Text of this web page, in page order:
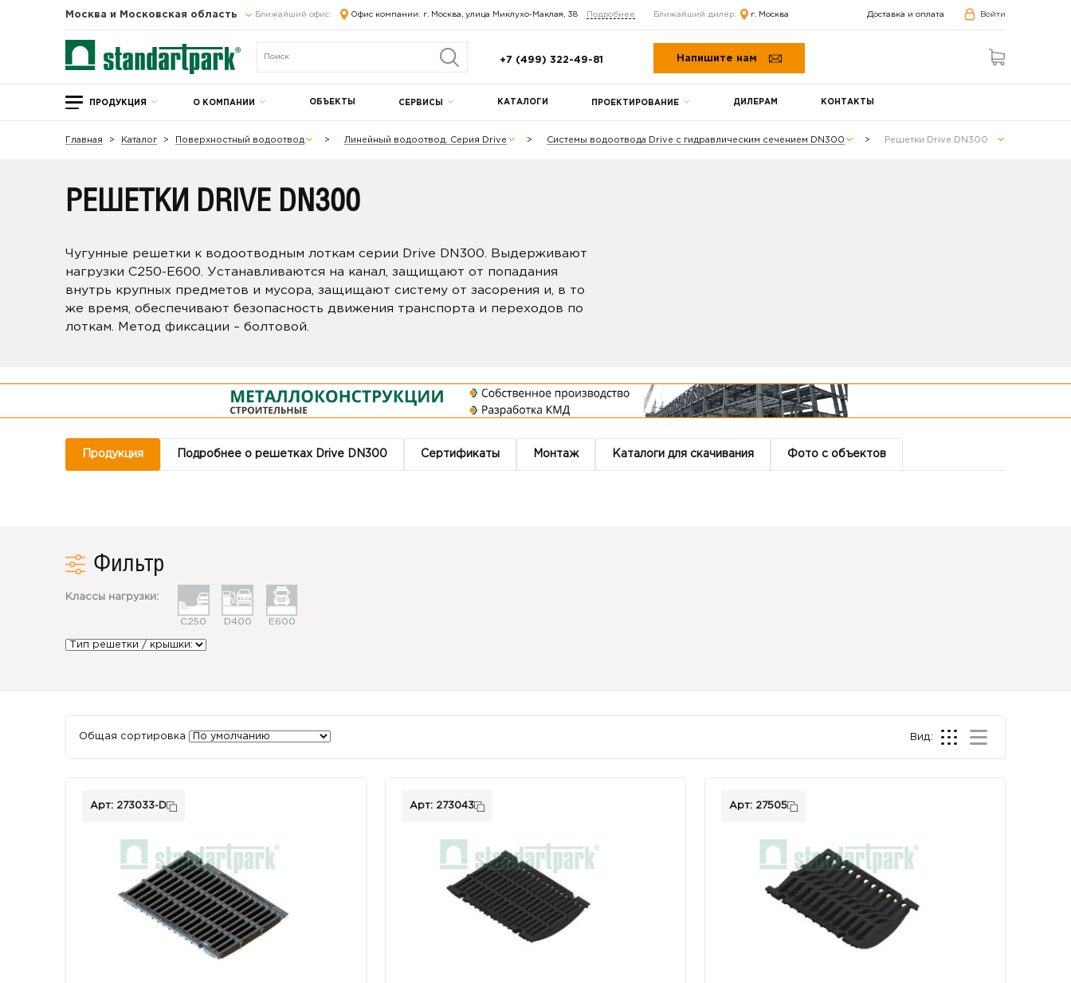
Москва и Московская область Ближайший офис: Офис компании: г. Москва, улица Миклухо-Маклая, 38 Подробнее Ближайший дилер: г. Москва Доставка и оплата Войти
+7 (499) 322-49-81 Напишите нам
ПРОДУКЦИЯ О КОМПАНИИ ОБЪЕКТЫ СЕРВИСЫ КАТАЛОГИ ПРОЕКТИРОВАНИЕ ДИЛЕРАМ КОНТАКТЫ
Главная Каталог Поверхностный водоотвод Линейный водоотвод. Серия Drive Системы водоотвода Drive с гидравлическим сечением DN300 Решетки Drive DN300
РЕШЕТКИ DRIVE DN300
Чугунные решетки к водоотводным лоткам серии Drive DN300. Выдерживают
нагрузки С250-Е600. Устанавливаются на канал, защищают от попадания
внутрь крупных предметов и мусора, защищают систему от засорения и, в то
же время, обеспечивают безопасность движения транспорта и переходов по
лоткам. Метод фиксации – болтовой.
Продукция Подробнее о решетках Drive DN300 Сертификаты Монтаж Каталоги для скачивания Фото с объектов
Фильтр
Классы нагрузки:
C250 D400 E600
Общая сортировка Вид:
Арт: 273033-D Арт: 273043 Арт: 27505